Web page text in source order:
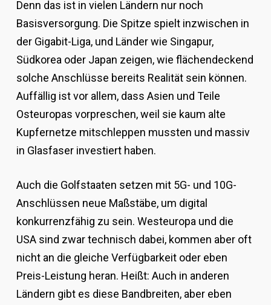
Denn das ist in vielen Ländern nur noch
Basisversorgung. Die Spitze spielt inzwischen in
der Gigabit-Liga, und Länder wie Singapur,
Südkorea oder Japan zeigen, wie flächendeckend
solche Anschlüsse bereits Realität sein können.
Auffällig ist vor allem, dass Asien und Teile
Osteuropas vorpreschen, weil sie kaum alte
Kupfernetze mitschleppen mussten und massiv
in Glasfaser investiert haben.
Auch die Golfstaaten setzen mit 5G- und 10G-
Anschlüssen neue Maßstäbe, um digital
konkurrenzfähig zu sein. Westeuropa und die
USA sind zwar technisch dabei, kommen aber oft
nicht an die gleiche Verfügbarkeit oder eben
Preis-Leistung heran. Heißt: Auch in anderen
Ländern gibt es diese Bandbreiten, aber eben